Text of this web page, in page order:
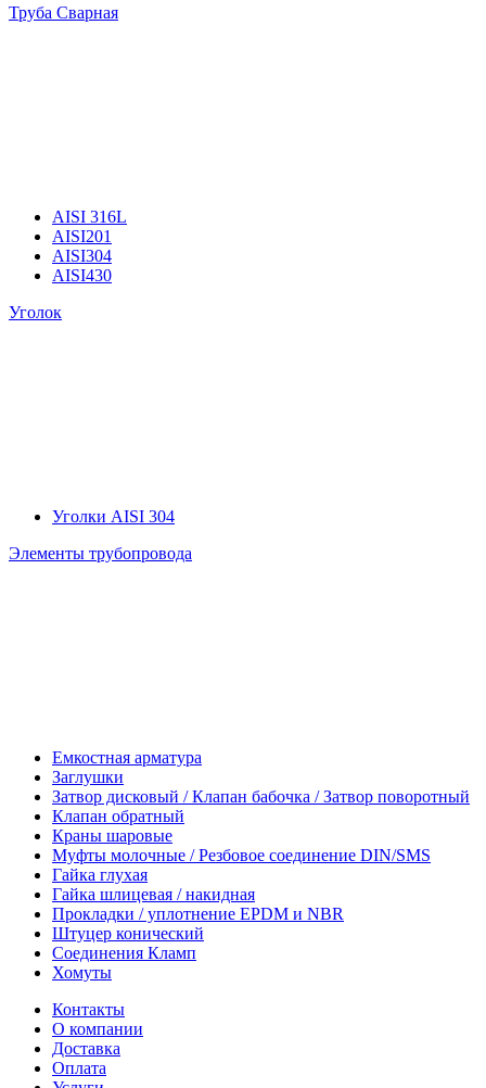
Труба Сварная
AISI 316L
AISI201
AISI304
AISI430
Уголок
Уголки AISI 304
Элементы трубопровода
Емкостная арматура
Заглушки
Затвор дисковый / Клапан бабочка / Затвор поворотный
Клапан обратный
Краны шаровые
Муфты молочные / Резбовое соединение DIN/SMS
Гайка глухая
Гайка шлицевая / накидная
Прокладки / уплотнение EPDM и NBR
Штуцер конический
Соединения Кламп
Хомуты
Контакты
О компании
Доставка
Оплата